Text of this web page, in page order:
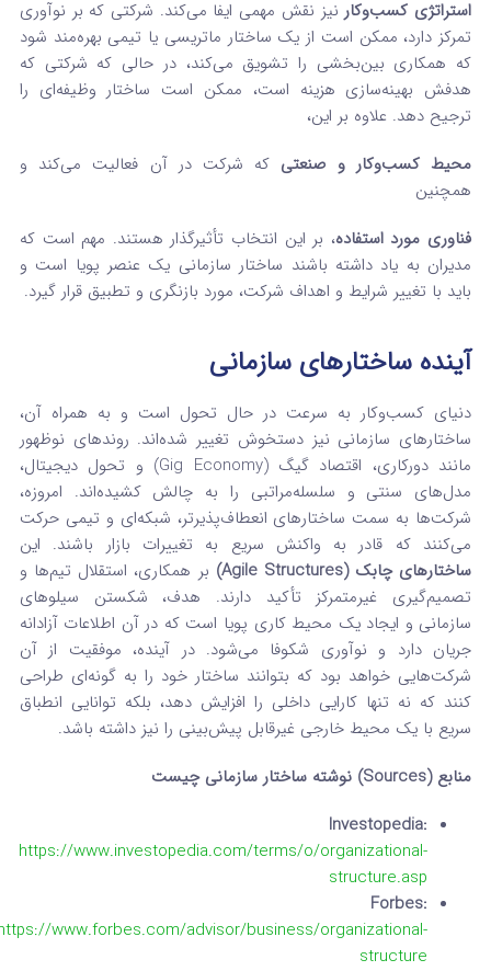
استراتژی کسب‌وکار نیز نقش مهمی ایفا می‌کند. شرکتی که بر نوآوری
تمرکز دارد، ممکن است از یک ساختار ماتریسی یا تیمی بهره‌مند شود
که همکاری بین‌بخشی را تشویق می‌کند، در حالی که شرکتی که
هدفش بهینه‌سازی هزینه است، ممکن است ساختار وظیفه‌ای را
ترجیح دهد. علاوه بر این،
محیط کسب‌وکار و صنعتی که شرکت در آن فعالیت می‌کند و
همچنین
فناوری مورد استفاده، بر این انتخاب تأثیرگذار هستند. مهم است که
مدیران به یاد داشته باشند ساختار سازمانی یک عنصر پویا است و
باید با تغییر شرایط و اهداف شرکت، مورد بازنگری و تطبیق قرار گیرد.
آینده ساختارهای سازمانی
دنیای کسب‌وکار به سرعت در حال تحول است و به همراه آن،
ساختارهای سازمانی نیز دستخوش تغییر شده‌اند. روندهای نوظهور
مانند دورکاری، اقتصاد گیگ (Gig Economy) و تحول دیجیتال،
مدل‌های سنتی و سلسله‌مراتبی را به چالش کشیده‌اند. امروزه،
شرکت‌ها به سمت ساختارهای انعطاف‌پذیرتر، شبکه‌ای و تیمی حرکت
می‌کنند که قادر به واکنش سریع به تغییرات بازار باشند. این
ساختارهای چابک (Agile Structures)
بر همکاری، استقلال تیم‌ها و
تصمیم‌گیری غیرمتمرکز تأکید دارند. هدف، شکستن سیلوهای
سازمانی و ایجاد یک محیط کاری پویا است که در آن اطلاعات آزادانه
جریان دارد و نوآوری شکوفا می‌شود. در آینده، موفقیت از آن
شرکت‌هایی خواهد بود که بتوانند ساختار خود را به گونه‌ای طراحی
کنند که نه تنها کارایی داخلی را افزایش دهد، بلکه توانایی انطباق
سریع با یک محیط خارجی غیرقابل پیش‌بینی را نیز داشته باشد.
منابع (Sources) نوشته ساختار سازمانی چیست
Investopedia:
https://www.investopedia.com/terms/o/organizational-
structure.asp
Forbes:
www.forbes.com/advisor/business/organizational-
structure